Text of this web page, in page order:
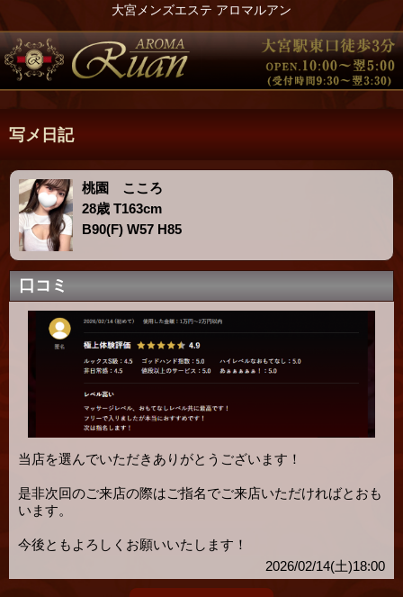
大宮メンズエステ アロマルアン
写メ日記
桃園 こころ
28歳 T163cm
B90(F) W57 H85
口コミ
当店を選んでいただきありがとうございます！
是非次回のご来店の際はご指名でご来店いただければとおも
います。
今後ともよろしくお願いいたします！
2026/02/14(土)18:00